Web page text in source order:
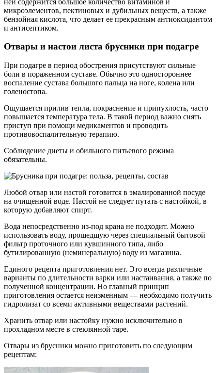
микроэлементов, пектиновых и дубильных веществ, а также
бензойная кислота, что делает ее прекрасным антиоксидантом
и антисептиком.
Отвары и настои листа брусники при подагре
При подагре в период обострения присутствуют сильные
боли в пораженном суставе. Обычно это одностороннее
воспаление сустава большого пальца на ноге, колена или
голеностопа.
Ощущается прилив тепла, покраснение и припухлость, часто
повышается температура тела. В такой период важно снять
приступ при помощи медикаментов и проводить
противовоспалительную терапию.
Соблюдение диеты и обильного питьевого режима
обязательны.
Любой отвар или настой готовится в эмалированной посуде
на очищенной воде. Настой не следует путать с настойкой, в
которую добавляют спирт.
Вода непосредственно из-под крана не подходит. Можно
использовать воду, прошедшую через специальный бытовой
фильтр проточного или кувшинного типа, либо
бутилированную (неминеральную) воду из магазина.
Единого рецепта приготовления нет. Это всегда различные
варианты по длительности варки или настаивания, а также по
полученной концентрации. Но главный принцип
приготовления остается неизменным — необходимо получить
гидролизат со всеми активными веществами растений.
Хранить отвар или настойку нужно исключительно в
прохладном месте в стеклянной таре.
Отвары из брусники можно приготовить по следующим
рецептам: